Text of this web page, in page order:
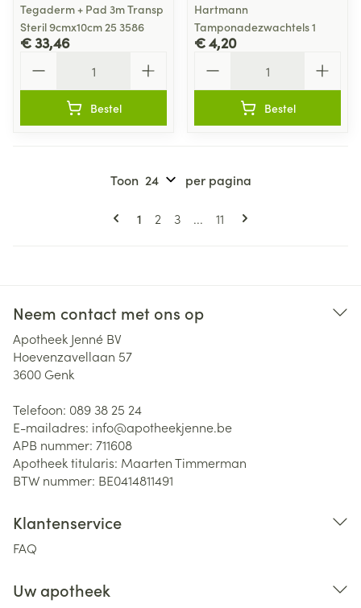
Tegaderm + Pad 3m Transp
Steril 9cmx10cm 25 3586
€ 33,46
Bestel
Hartmann
Tamponadezwachtels 1
€ 4,20
Bestel
Pagina's
U lees momenteel pagina
1 Pagina
2 Pagina
3 ... Pagina
11
Toon per pagina
Neem contact met ons op
Apotheek Jenné BV
Hoevenzavellaan 57
3600 Genk
Telefoon: 089 38 25 24
E-mailadres: info@apotheekjenne.be
APB nummer: 711608
Apotheek titularis: Maarten Timmerman
BTW nummer: BE0414811491
Klantenservice
FAQ
Uw apotheek